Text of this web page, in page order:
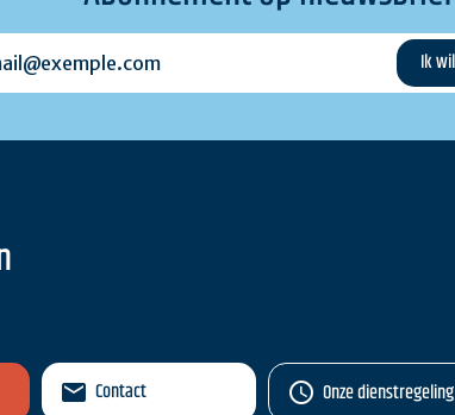
Contact Onze dienstregeling